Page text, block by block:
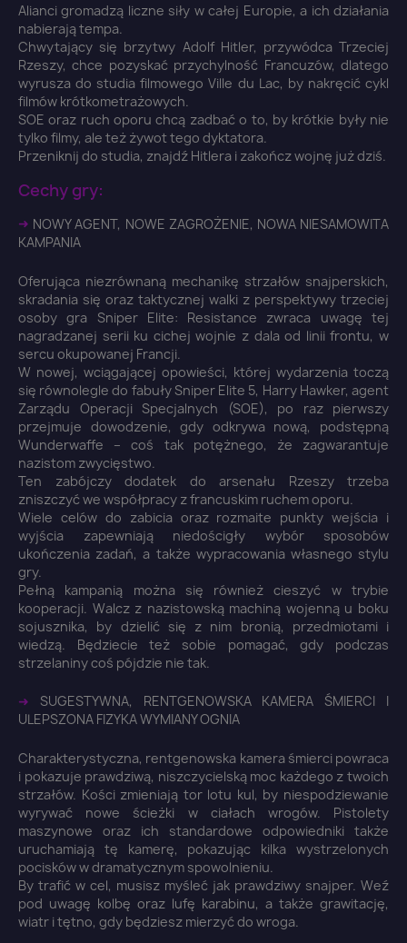
Alianci gromadzą liczne siły w całej Europie, a ich działania
nabierają tempa.
Chwytający się brzytwy Adolf Hitler, przywódca Trzeciej
Rzeszy, chce pozyskać przychylność Francuzów, dlatego
wyrusza do studia filmowego Ville du Lac, by nakręcić cykl
filmów krótkometrażowych.
SOE oraz ruch oporu chcą zadbać o to, by krótkie były nie
tylko filmy, ale też żywot tego dyktatora.
Przeniknij do studia, znajdź Hitlera i zakończ wojnę już dziś.
Cechy gry:
➜ NOWY AGENT, NOWE ZAGROŻENIE, NOWA NIESAMOWITA
KAMPANIA
Oferująca niezrównaną mechanikę strzałów snajperskich,
skradania się oraz taktycznej walki z perspektywy trzeciej
osoby gra Sniper Elite: Resistance zwraca uwagę tej
nagradzanej serii ku cichej wojnie z dala od linii frontu, w
sercu okupowanej Francji.
W nowej, wciągającej opowieści, której wydarzenia toczą
się równolegle do fabuły Sniper Elite 5, Harry Hawker, agent
Zarządu Operacji Specjalnych (SOE), po raz pierwszy
przejmuje dowodzenie, gdy odkrywa nową, podstępną
Wunderwaffe – coś tak potężnego, że zagwarantuje
nazistom zwycięstwo.
Ten zabójczy dodatek do arsenału Rzeszy trzeba
zniszczyć we współpracy z francuskim ruchem oporu.
Wiele celów do zabicia oraz rozmaite punkty wejścia i
wyjścia zapewniają niedościgły wybór sposobów
ukończenia zadań, a także wypracowania własnego stylu
gry.
Pełną kampanią można się również cieszyć w trybie
kooperacji. Walcz z nazistowską machiną wojenną u boku
sojusznika, by dzielić się z nim bronią, przedmiotami i
wiedzą. Będziecie też sobie pomagać, gdy podczas
strzelaniny coś pójdzie nie tak.
➜ SUGESTYWNA, RENTGENOWSKA KAMERA ŚMIERCI I
ULEPSZONA FIZYKA WYMIANY OGNIA
Charakterystyczna, rentgenowska kamera śmierci powraca
i pokazuje prawdziwą, niszczycielską moc każdego z twoich
strzałów. Kości zmieniają tor lotu kul, by niespodziewanie
wyrywać nowe ścieżki w ciałach wrogów. Pistolety
maszynowe oraz ich standardowe odpowiedniki także
uruchamiają tę kamerę, pokazując kilka wystrzelonych
pocisków w dramatycznym spowolnieniu.
By trafić w cel, musisz myśleć jak prawdziwy snajper. Weź
pod uwagę kolbę oraz lufę karabinu, a także grawitację,
wiatr i tętno, gdy będziesz mierzyć do wroga.